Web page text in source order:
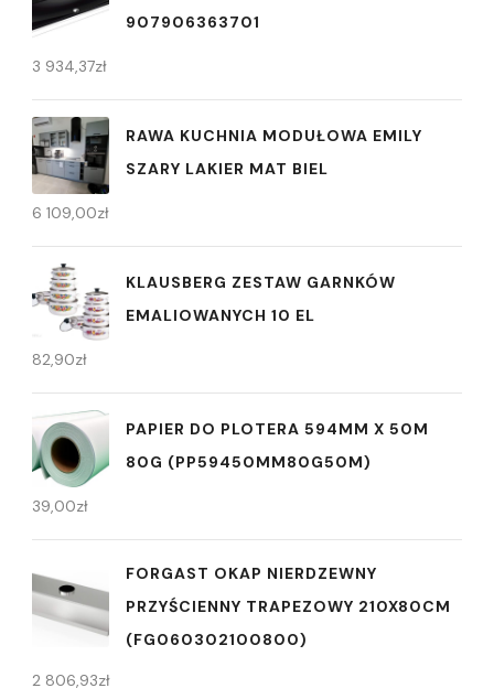
907906363701
3 934,37zł
RAWA KUCHNIA MODUŁOWA EMILY
SZARY LAKIER MAT BIEL
6 109,00zł
KLAUSBERG ZESTAW GARNKÓW
EMALIOWANYCH 10 EL
82,90zł
PAPIER DO PLOTERA 594MM X 50M
80G (PP59450MM80G50M)
39,00zł
FORGAST OKAP NIERDZEWNY
PRZYŚCIENNY TRAPEZOWY 210X80CM
(FG060302100800)
2 806,93zł